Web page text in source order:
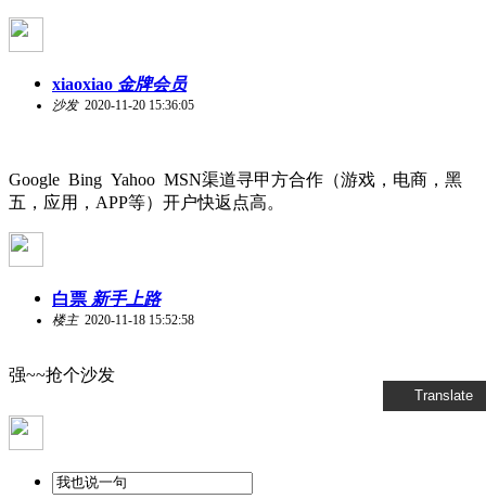
xiaoxiao 金牌会员
沙发2020-11-20 15:36:05
Google Bing Yahoo MSN渠道寻甲方合作（游戏，电商，黑
五，应用，APP等）开户快返点高。
白票 新手上路
楼主2020-11-18 15:52:58
强~~抢个沙发
Translate